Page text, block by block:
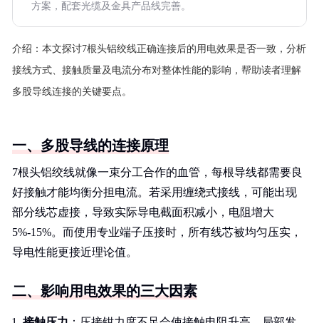
方案，配套光缆及金具产品线完善。
介绍： 本文探讨7根头铝绞线正确连接后的用电效果是否一致，分析
接线方式、接触质量及电流分布对整体性能的影响，帮助读者理解
多股导线连接的关键要点。
一、多股导线的连接原理
7根头铝绞线就像一束分工合作的血管，每根导线都需要良
好接触才能均衡分担电流。若采用缠绕式接线，可能出现
部分线芯虚接，导致实际导电截面积减小，电阻增大
5%-15%。而使用专业端子压接时，所有线芯被均匀压实，
导电性能更接近理论值。
二、影响用电效果的三大因素